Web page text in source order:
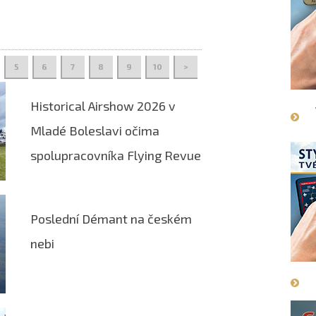
5 6 7 8 9 10 >
Historical Airshow 2026 v
Mladé Boleslavi očima
spolupracovníka Flying Revue
Poslední Démant na českém
nebi